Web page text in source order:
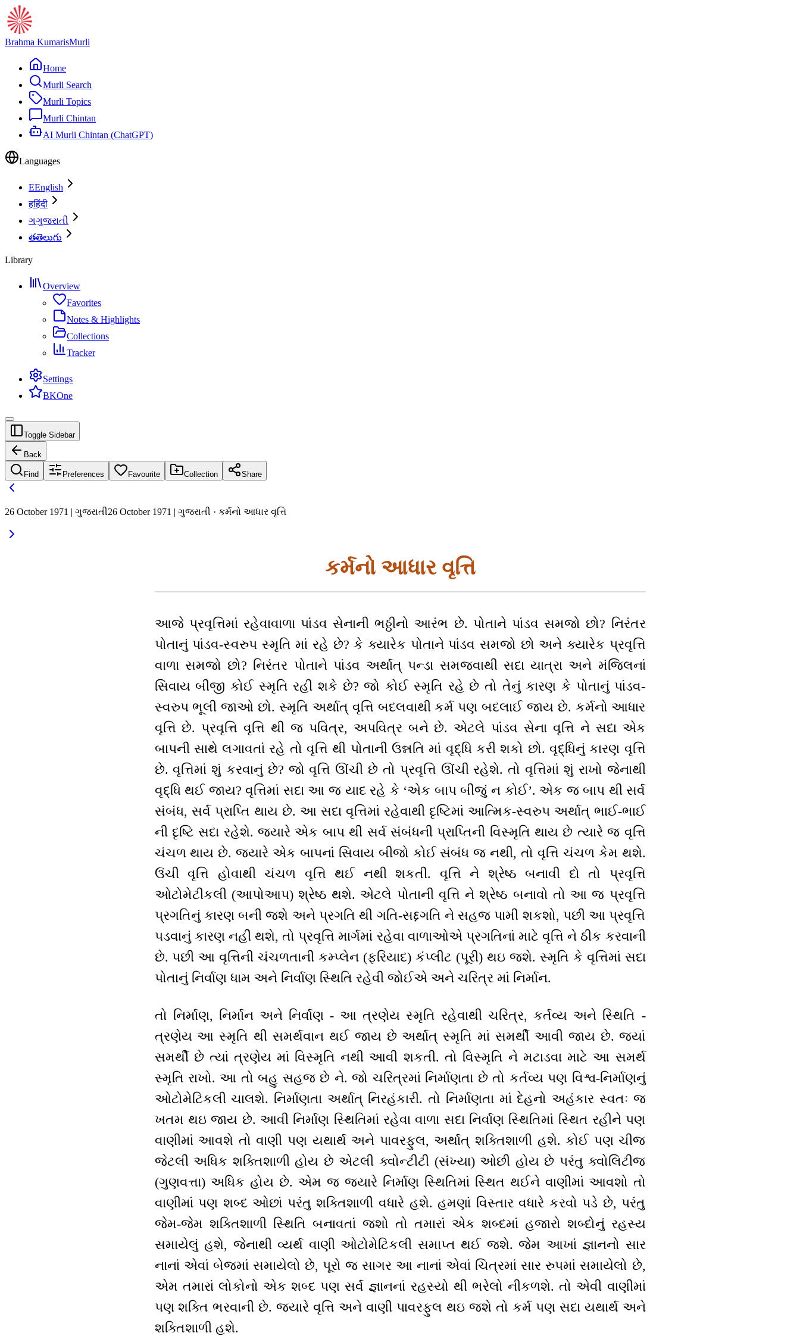
Brahma KumarisMurli
Home
Murli Search
Murli Topics
Murli Chintan
AI Murli Chintan (ChatGPT)
Languages
EEnglish
हहिंदी
ગગુજરાતી
తతెలుగు
Library
Overview
Favorites
Notes & Highlights
Collections
Tracker
Settings
BKOne
Toggle Sidebar
Back
Find Preferences Favourite Collection Share
26 October 1971 | ગુજરાતી26 October 1971 | ગુજરાતી · કર્મનો આધાર વૃત્તિ
કર્મનો આધાર વૃત્તિ
આજે પ્રવૃત્તિમાં રહેવાવાળા પાંડવ સેનાની ભઠ્ઠીનો આરંભ છે. પોતાને પાંડવ સમજો છો? નિરંતર
પોતાનું પાંડવ-સ્વરુપ સ્મૃતિ માં રહે છે? કે ક્યારેક પોતાને પાંડવ સમજો છો અને ક્યારેક પ્રવૃત્તિ
વાળા સમજો છો? નિરંતર પોતાને પાંડવ અર્થાત્ પન્ડા સમજવાથી સદા યાત્રા અને મંજિલનાં
સિવાય બીજી કોઈ સ્મૃતિ રહી શકે છે? જો કોઈ સ્મૃતિ રહે છે તો તેનું કારણ કે પોતાનું પાંડવ-
સ્વરુપ ભૂલી જાઓ છો. સ્મૃતિ અર્થાત્ વૃત્તિ બદલવાથી કર્મ પણ બદલાઈ જાય છે. કર્મનો આધાર
વૃત્તિ છે. પ્રવૃત્તિ વૃત્તિ થી જ પવિત્ર, અપવિત્ર બને છે. એટલે પાંડવ સેના વૃત્તિ ને સદા એક
બાપની સાથે લગાવતાં રહે તો વૃત્તિ થી પોતાની ઉન્નતિ માં વૃદ્ધિ કરી શકો છો. વૃદ્ધિનું કારણ વૃત્તિ
છે. વૃત્તિમાં શું કરવાનું છે? જો વૃત્તિ ઊંચી છે તો પ્રવૃત્તિ ઊંચી રહેશે. તો વૃત્તિમાં શું રાખો જેનાથી
વૃદ્ધિ થઈ જાય? વૃત્તિમાં સદા આ જ યાદ રહે કે ‘એક બાપ બીજું ન કોઈ’. એક જ બાપ થી સર્વ
સંબંધ, સર્વ પ્રાપ્તિ થાય છે. આ સદા વૃત્તિમાં રહેવાથી દૃષ્ટિમાં આત્મિક-સ્વરુપ અર્થાત્ ભાઈ-ભાઈ
ની દૃષ્ટિ સદા રહેશે. જયારે એક બાપ થી સર્વ સંબંધની પ્રાપ્તિની વિસ્મૃતિ થાય છે ત્યારે જ વૃત્તિ
ચંચળ થાય છે. જ્યારે એક બાપનાં સિવાય બીજો કોઈ સંબંધ જ નથી, તો વૃત્તિ ચંચળ કેમ થશે.
ઉંચી વૃત્તિ હોવાથી ચંચળ વૃત્તિ થઈ નથી શકતી. વૃત્તિ ને શ્રેષ્ઠ બનાવી દો તો પ્રવૃત્તિ
ઓટોમેટીકલી (આપોઆપ) શ્રેષ્ઠ થશે. એટલે પોતાની વૃત્તિ ને શ્રેષ્ઠ બનાવો તો આ જ પ્રવૃત્તિ
પ્રગતિનું કારણ બની જશે અને પ્રગતિ થી ગતિ-સદ્દગતિ ને સહજ પામી શકશો, પછી આ પ્રવૃત્તિ
પડવાનું કારણ નહીં થશે, તો પ્રવૃત્તિ માર્ગમાં રહેવા વાળાઓએ પ્રગતિનાં માટે વૃત્તિ ને ઠીક કરવાની
છે. પછી આ વૃત્તિની ચંચળતાની કમ્પ્લેન (ફરિયાદ) કંપ્લીટ (પૂરી) થઇ જશે. સ્મૃતિ કે વૃત્તિમાં સદા
પોતાનું નિર્વાણ ધામ અને નિર્વાણ સ્થિતિ રહેવી જોઈએ અને ચરિત્ર માં નિર્માન.
તો નિર્માણ, નિર્માન અને નિર્વાણ - આ ત્રણેય સ્મૃતિ રહેવાથી ચરિત્ર, કર્તવ્ય અને સ્થિતિ -
ત્રણેય આ સ્મૃતિ થી સમર્થવાન થઈ જાય છે અર્થાત્ સ્મૃતિ માં સમર્થી આવી જાય છે. જ્યાં
સમર્થી છે ત્યાં ત્રણેય માં વિસ્મૃતિ નથી આવી શકતી. તો વિસ્મૃતિ ને મટાડવા માટે આ સમર્થ
સ્મૃતિ રાખો. આ તો બહુ સહજ છે ને. જો ચરિત્રમાં નિર્માણતા છે તો કર્તવ્ય પણ વિશ્વ-નિર્માણનું
ઓટોમેટિકલી ચાલશે. નિર્માણતા અર્થાત્ નિરહંકારી. તો નિર્માણતા માં દેહનો અહંકાર સ્વતઃ જ
ખતમ થઇ જાય છે. આવી નિર્માણ સ્થિતિમાં રહેવા વાળા સદા નિર્વાણ સ્થિતિમાં સ્થિત રહીને પણ
વાણીમાં આવશે તો વાણી પણ યથાર્થ અને પાવરફુલ, અર્થાત્ શક્તિશાળી હશે. કોઈ પણ ચીજ
જેટલી અધિક શક્તિશાળી હોય છે એટલી ક્વોન્ટીટી (સંખ્યા) ઓછી હોય છે પરંતુ ક્વોલિટીજ
(ગુણવત્તા) અધિક હોય છે. એમ જ જ્યારે નિર્માણ સ્થિતિમાં સ્થિત થઈને વાણીમાં આવશો તો
વાણીમાં પણ શબ્દ ઓછાં પરંતુ શક્તિશાળી વધારે હશે. હમણાં વિસ્તાર વધારે કરવો પડે છે, પરંતુ
જેમ-જેમ શક્તિશાળી સ્થિતિ બનાવતાં જશો તો તમારાં એક શબ્દમાં હજારો શબ્દોનું રહસ્ય
સમાયેલું હશે, જેનાથી વ્યર્થ વાણી ઓટોમેટિકલી સમાપ્ત થઈ જશે. જેમ આખાં જ્ઞાનનો સાર
નાનાં એવાં બેજમાં સમાયેલો છે, પૂરો જ સાગર આ નાનાં એવાં ચિત્રમાં સાર રુપમાં સમાયેલો છે,
એમ તમારાં લોકોનો એક શબ્દ પણ સર્વ જ્ઞાનનાં રહસ્યો થી ભરેલો નીકળશે. તો એવી વાણીમાં
પણ શક્તિ ભરવાની છે. જ્યારે વૃત્તિ અને વાણી પાવરફુલ થઇ જશે તો કર્મ પણ સદા યથાર્થ અને
શક્તિશાળી હશે.